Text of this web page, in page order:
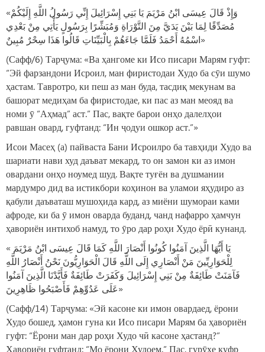
«وَإِذْ قَالَ عِيسَى ابْنُ مَرْيَمَ يَا بَنِي إِسْرَائِيلَ إِنِّي رَسُولُ اللَّهِ إِلَيْكُمْ
مُصَدِّقًا لِمَا بَيْنَ يَدَيَّ مِنَ التَّوْرَاةِ وَمُبَشِّرًا بِرَسُولٍ يَأْتِي مِنْ بَعْدِي
اسْمُهُ أَحْمَدُ فَلَمَّا جَاءَهُمْ بِالْبَيِّنَاتِ قَالُوا هَذَا سِحْرٌ مُبِينٌ»
(Сафф/6) Тарҷума: «Ва ҳангоме ки Исо писари Марям гуфт:
“Эй фарзандони Исроил, ман фиристодаи Худо ба сӯи шумо
ҳастам. Тавротро, ки пеш аз ман буда, тасдиқ мекунам ва
башорат медиҳам ба фиристодае, ки пас аз ман меояд ва
номи ӯ “Аҳмад” аст.” Пас, вақте барои онҳо далелҳои
равшан овард, гуфтанд: “Ин ҷодуи ошкор аст.”»
Исои Масеҳ (а) пайваста Бани Исроилро ба тавҳиди Худо ва
шариати нави худ даъват мекард, то он замон ки аз имон
овардани онҳо ноумед шуд. Вақте туғён ва душмании
мардумро дид ва истикбори коҳинон ва уламои яҳудиро аз
қабули даъваташ мушоҳида кард, аз миёни шумораи ками
афроде, ки ба ӯ имон оварда буданд, чанд нафарро ҳамчун
ҳавориён интихоб намуд, то ӯро дар роҳи Худо ёрӣ кунанд.
« يَا أَيُّهَا الَّذِينَ آمَنُوا كُونُوا أَنْصَارَ اللَّهِ كَمَا قَالَ عِيسَى ابْنُ مَرْيَمَ
لِلْحَوَارِيِّينَ مَنْ أَنْصَارِي إِلَى اللَّهِ قَالَ الْحَوَارِيُّونَ نَحْنُ أَنْصَارُ اللَّهِ
فَآمَنَتْ طَائِفَةٌ مِنْ بَنِي إِسْرَائِيلَ وَكَفَرَتْ طَائِفَةٌ فَأَيَّدْنَا الَّذِينَ آمَنُوا
عَلَى عَدُوِّهِمْ فَأَصْبَحُوا ظَاهِرِينَ»
(Сафф/14) Тарҷума: «Эй касоне ки имон овардаед, ёрони
Худо бошед, ҳамон гуна ки Исо писари Марям ба ҳавориён
гуфт: “Ёрони ман дар роҳи Худо чӣ касоне ҳастанд?”
Ҳавориён гуфтанд: “Мо ёрони Худоем.” Пас, гурӯҳе куфр